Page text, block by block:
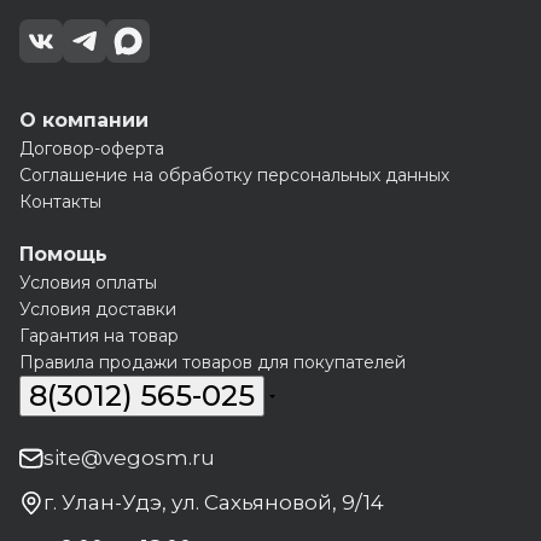
О компании
Договор-оферта
Соглашение на обработку персональных данных
Контакты
Помощь
Условия оплаты
Условия доставки
Гарантия на товар
Правила продажи товаров для покупателей
8(3012) 565-025
site@vegosm.ru
г. Улан-Удэ, ул. Сахьяновой, 9/14